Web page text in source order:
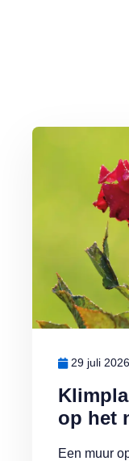
op het
29 juli 2026
Een muur
Lees meer over